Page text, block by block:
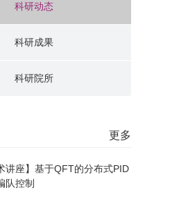
科研动态
科研成果
科研院所
更多
讲座】基于QFT的分布式PID
队控制